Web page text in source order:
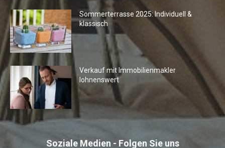
Sommerterrasse 2025: Individuell &
klassisch
Verkauf mit Immobilienmakler
lohnenswert
Soziale Medien - Folgen Sie uns